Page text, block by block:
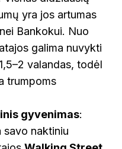
yra jos artumas
Bankokui. Nuo
galima nuvykti
valandas, todėl
trumpoms
gyvenimas:
savo naktiniu